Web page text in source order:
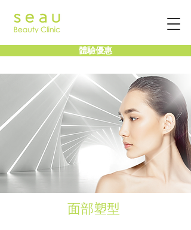
體驗優惠
面部塑型